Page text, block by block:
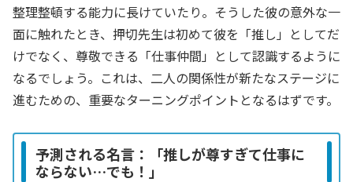
整理整頓する能力に長けていたり。そうした彼の意外な一
面に触れたとき、押切先生は初めて彼を「推し」としてだ
けでなく、尊敬できる「仕事仲間」として認識するように
なるでしょう。これは、二人の関係性が新たなステージに
進むための、重要なターニングポイントとなるはずです。
予測される名言：「推しが尊すぎて仕事に
ならない…でも！」